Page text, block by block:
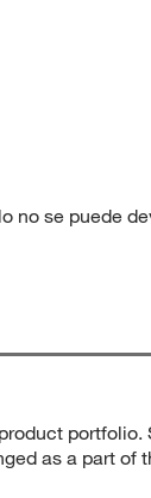
no se puede
as a part of